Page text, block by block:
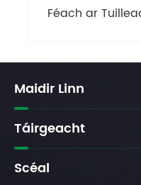
Féach ar
Maidir Linn
Táirgeacht
Scéal